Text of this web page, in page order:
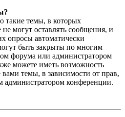
такие темы, в которых
могут оставлять сообщения, и
опросы автоматически
быть закрыты по многим
форума или администратором
можете иметь возможность
вами темы, в зависимости от прав,
администратором конференции.